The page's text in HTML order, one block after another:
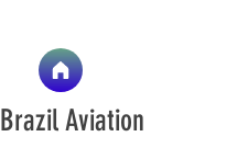
Brazil Aviation